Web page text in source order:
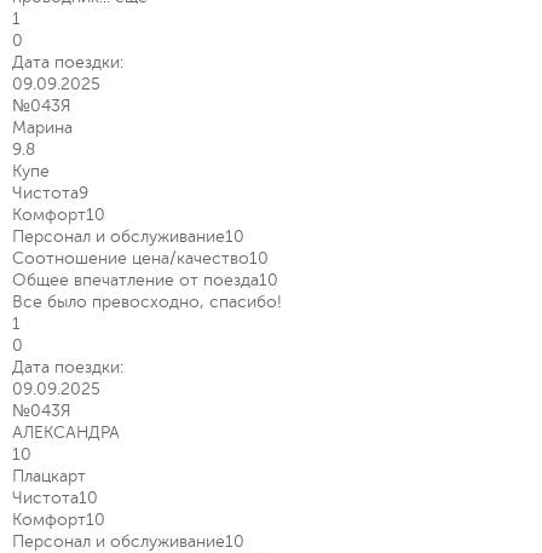
1
0
Дата поездки:
09.09.2025
№043Я
Марина
9.8
Купе
Чистота9
Комфорт10
Персонал и обслуживание10
Соотношение цена/качество10
Общее впечатление от поезда10
Все было превосходно, спасибо!
1
0
Дата поездки:
09.09.2025
№043Я
АЛЕКСАНДРА
10
Плацкарт
Чистота10
Комфорт10
Персонал и обслуживание10